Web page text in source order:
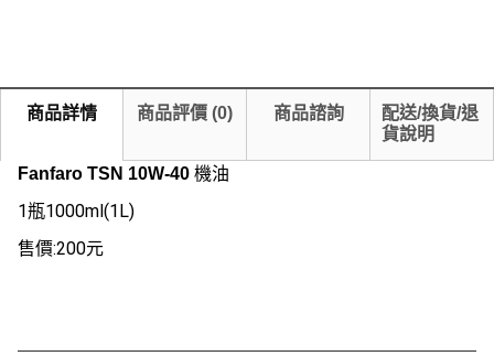
商品詳情 商品評價 (0) 商品諮詢
配送/換貨/退
貨說明
Fanfaro TSN 10W-40 機油
1瓶1000ml(1L)
售價:200元